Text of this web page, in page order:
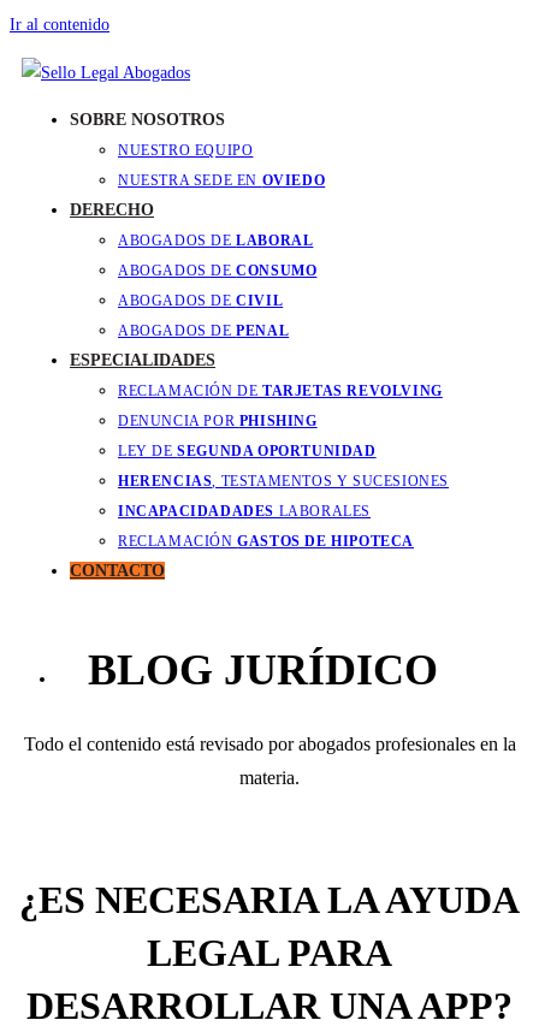
Ir al contenido
SOBRE NOSOTROS
NUESTRO EQUIPO
NUESTRA SEDE EN OVIEDO
DERECHO
ABOGADOS DELABORAL
ABOGADOS DECONSUMO
ABOGADOS DECIVIL
ABOGADOS DEPENAL
ESPECIALIDADES
RECLAMACIÓN DE TARJETAS REVOLVING
DENUNCIA POR PHISHING
LEY DESEGUNDA OPORTUNIDAD
HERENCIAS, TESTAMENTOS Y SUCESIONES
INCAPACIDADADES LABORALES
RECLAMACIÓNGASTOS DE HIPOTECA
CONTACTO
BLOG JURÍDICO
Todo el contenido está revisado por abogados profesionales en la
materia.
¿ES NECESARIA LA AYUDA
LEGAL PARA
DESARROLLAR UNA APP?